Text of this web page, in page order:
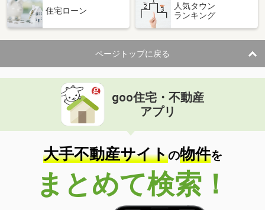
住宅ローン
人気タウン
ランキング
ページトップに戻る
goo住宅・不動産
アプリ
大手不動産サイトの物件を
まとめて検索！